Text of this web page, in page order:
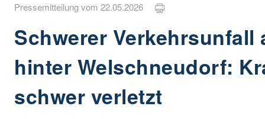
Pressemitteilung vom 22.05.2026
Schwerer Verkehrsunfall
hinter Welschneudorf:
schwer verletzt